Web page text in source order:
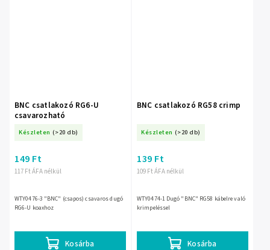
BNC csatlakozó RG6-U
csavarozható
Készleten (>20 db)
117 Ft ÁFA nélkül
149 Ft
Kosárba
WTY0476-3 "BNC" (csapos) csavaros dugó
RG6-U koaxhoz
BNC csatlakozó RG58 crimp
Készleten (>20 db)
109 Ft ÁFA nélkül
139 Ft
Kosárba
WTY0474-1 Dugó "BNC" RG58 kábelre való
krimpeléssel